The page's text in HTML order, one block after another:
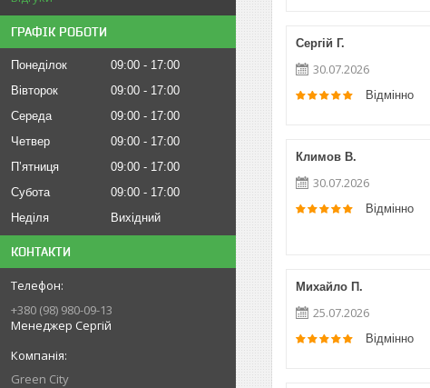
ГРАФІК РОБОТИ
Понеділок 09:00
17:00
Вівторок
09:00
17:00
Середа
09:00
17:00
Четвер
09:00
17:00
Пʼятниця
09:00
17:00
Субота
09:00
17:00
Неділя
Вихідний
КОНТАКТИ
+380 (98) 980-09-13
Менеджер Сергій
Green City
Сергій Г.
30.07.2026
Відмінно
Климов В.
30.07.2026
Відмінно
Михайло П.
25.07.2026
Відмінно